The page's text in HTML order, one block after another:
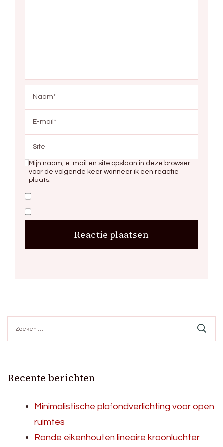
Mijn naam, e-mail en site opslaan in deze browser
voor de volgende keer wanneer ik een reactie
plaats.
naar:
Recente berichten
Minimalistische plafondverlichting voor open
ruimtes
Ronde eikenhouten lineaire kroonluchter